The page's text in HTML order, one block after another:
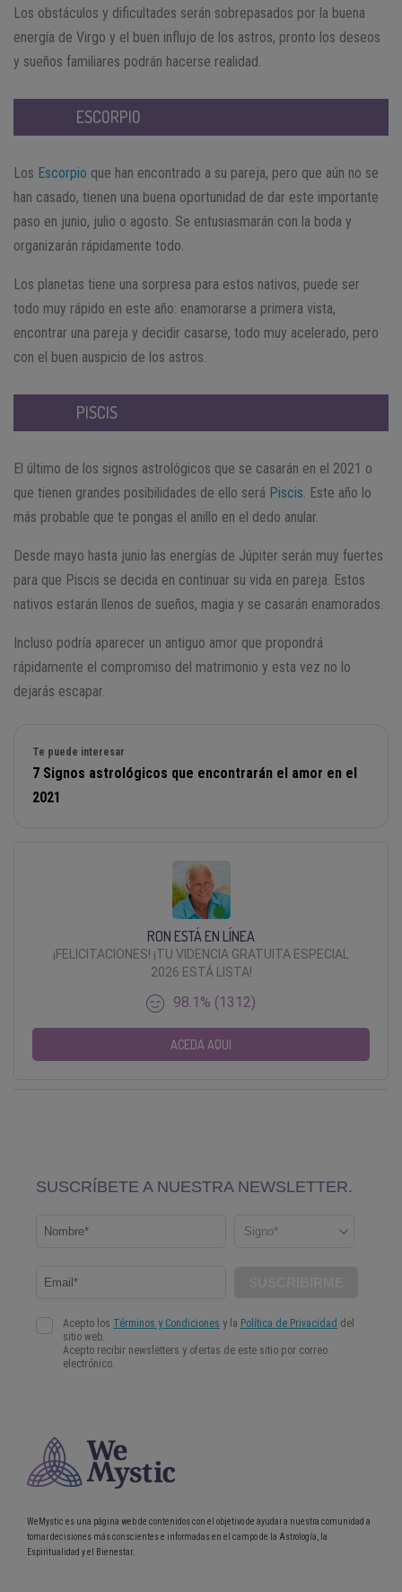
Los obstáculos y dificultades serán sobrepasados por la buena
energía de Virgo y el buen influjo de los astros, pronto los deseos
y sueños familiares podrán hacerse realidad.
ESCORPIO
Los Escorpio que han encontrado a su pareja, pero que aún no se
han casado, tienen una buena oportunidad de dar este importante
paso en junio, julio o agosto. Se entusiasmarán con la boda y
organizarán rápidamente todo.
Los planetas tiene una sorpresa para estos nativos, puede ser
todo muy rápido en este año: enamorarse a primera vista,
encontrar una pareja y decidir casarse, todo muy acelerado, pero
con el buen auspicio de los astros.
PISCIS
El último de los signos astrológicos que se casarán en el 2021 o
que tienen grandes posibilidades de ello será Piscis. Este año lo
más probable que te pongas el anillo en el dedo anular.
Desde mayo hasta junio las energías de Júpiter serán muy fuertes
para que Piscis se decida en continuar su vida en pareja. Estos
nativos estarán llenos de sueños, magia y se casarán enamorados.
Incluso podría aparecer un antiguo amor que propondrá
rápidamente el compromiso del matrimonio y esta vez no lo
dejarás escapar.
Te puede interesar
7 Signos astrológicos que encontrarán el amor en el
2021
RON ESTÁ EN LÍNEA
¡FELICITACIONES! ¡TU VIDENCIA GRATUITA ESPECIAL
2026 ESTÁ LISTA!
98.1% (1312)
ACEDA AQUI
WeMystic es una página web de contenidos con el objetivo de ayudar a nuestra comunidad a
tomar decisiones más conscientes e informadas en el campo de la Astrología, la
Espiritualidad y el Bienestar.